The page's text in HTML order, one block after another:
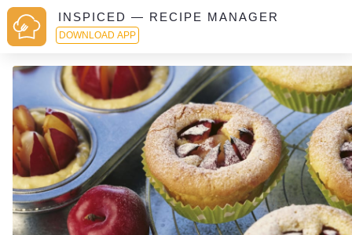
INSPICED — RECIPE MANAGER
DOWNLOAD APP